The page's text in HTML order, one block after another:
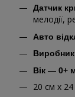
Датчик
мелодії,
Авто
Вік — 0+
20 см х